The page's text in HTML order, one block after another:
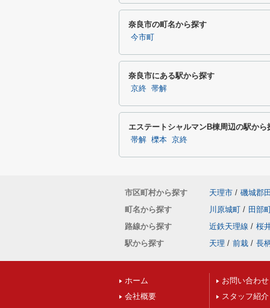
奈良市の町名から探す
今市町
奈良市にある駅から探す
京終 帯解
エステートシャルマンB棟周辺の駅から
帯解 櫟本 京終
市区町村から探す 天理市 / 磯城郡
町名から探す
川原城町 / 田部
路線から探す
近鉄天理線 / 桜
駅から探す
天理 / 前栽 / 長
ホーム
会社概要
お問い合わせ
スタッフ紹介